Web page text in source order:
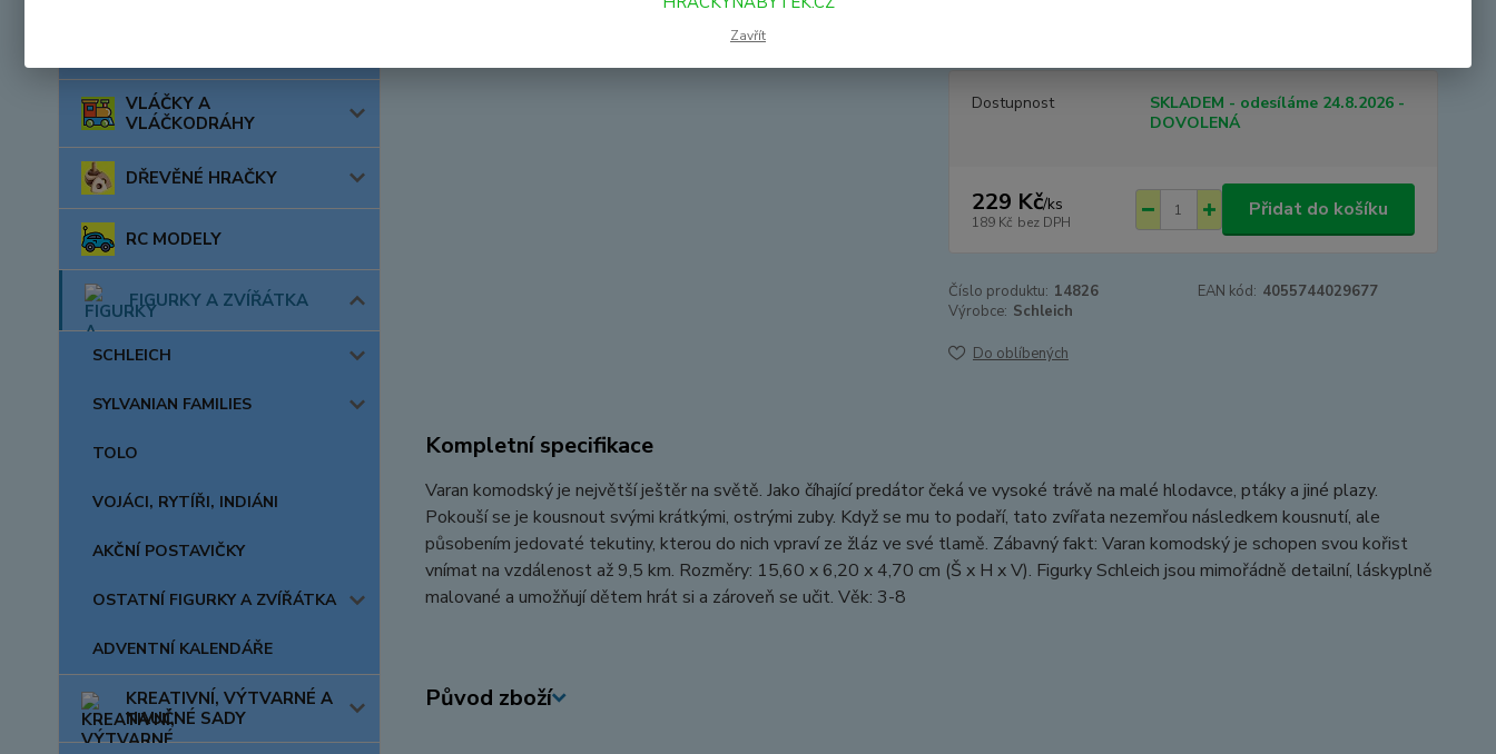
VLÁČKY A
VLÁČKODRÁHY
DŘEVĚNÉ HRAČKY
RC MODELY
FIGURKY A ZVÍŘÁTKA
SCHLEICH
SYLVANIAN FAMILIES
TOLO
VOJÁCI, RYTÍŘI, INDIÁNI
AKČNÍ POSTAVIČKY
OSTATNÍ FIGURKY A ZVÍŘÁTKA
ADVENTNÍ KALENDÁŘE
KREATIVNÍ, VÝTVARNÉ A
NAUČNÉ SADY
Dostupnost
SKLADEM - odesíláme 24.8.2026 -
DOVOLENÁ
229 Kč/ks
189 Kč bez DPH
Přidat do košíku
Číslo produktu: 14826 EAN kód: 4055744029677
Výrobce: Schleich
Do oblíbených
Kompletní specifikace
Varan komodský je největší ještěr na světě. Jako číhající predátor čeká ve vysoké trávě na malé hlodavce, ptáky a jiné plazy.
Pokouší se je kousnout svými krátkými, ostrými zuby. Když se mu to podaří, tato zvířata nezemřou následkem kousnutí, ale
působením jedovaté tekutiny, kterou do nich vpraví ze žláz ve své tlamě. Zábavný fakt: Varan komodský je schopen svou kořist
vnímat na vzdálenost až 9,5 km. Rozměry: 15,60 x 6,20 x 4,70 cm (Š x H x V). Figurky Schleich jsou mimořádně detailní, láskyplně
malované a umožňují dětem hrát si a zároveň se učit. Věk: 3-8
Původ zboží
Zavřít